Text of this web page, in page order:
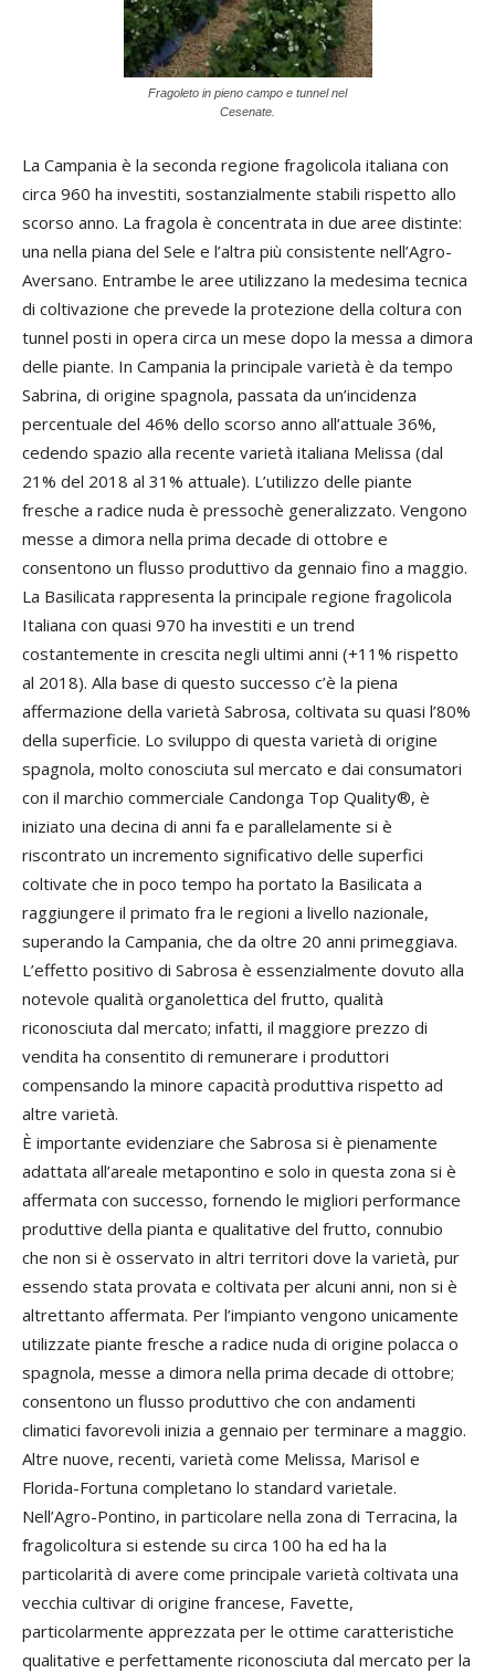
Fragoleto in pieno campo e tunnel nel
Cesenate.
La Campania è la seconda regione fragolicola italiana con
circa 960 ha investiti, sostanzialmente stabili rispetto allo
scorso anno. La fragola è concentrata in due aree distinte:
una nella piana del Sele e l’altra più consistente nell’Agro-
Aversano. Entrambe le aree utilizzano la medesima tecnica
di coltivazione che prevede la protezione della coltura con
tunnel posti in opera circa un mese dopo la messa a dimora
delle piante. In Campania la principale varietà è da tempo
Sabrina, di origine spagnola, passata da un’incidenza
percentuale del 46% dello scorso anno all’attuale 36%,
cedendo spazio alla recente varietà italiana Melissa (dal
21% del 2018 al 31% attuale). L’utilizzo delle piante
fresche a radice nuda è pressochè generalizzato. Vengono
messe a dimora nella prima decade di ottobre e
consentono un flusso produttivo da gennaio fino a maggio.
La Basilicata rappresenta la principale regione fragolicola
Italiana con quasi 970 ha investiti e un trend
costantemente in crescita negli ultimi anni (+11% rispetto
al 2018). Alla base di questo successo c’è la piena
affermazione della varietà Sabrosa, coltivata su quasi l’80%
della superficie. Lo sviluppo di questa varietà di origine
spagnola, molto conosciuta sul mercato e dai consumatori
con il marchio commerciale Candonga Top Quality®, è
iniziato una decina di anni fa e parallelamente si è
riscontrato un incremento significativo delle superfici
coltivate che in poco tempo ha portato la Basilicata a
raggiungere il primato fra le regioni a livello nazionale,
superando la Campania, che da oltre 20 anni primeggiava.
L’effetto positivo di Sabrosa è essenzialmente dovuto alla
notevole qualità organolettica del frutto, qualità
riconosciuta dal mercato; infatti, il maggiore prezzo di
vendita ha consentito di remunerare i produttori
compensando la minore capacità produttiva rispetto ad
altre varietà.
È importante evidenziare che Sabrosa si è pienamente
adattata all’areale metapontino e solo in questa zona si è
affermata con successo, fornendo le migliori performance
produttive della pianta e qualitative del frutto, connubio
che non si è osservato in altri territori dove la varietà, pur
essendo stata provata e coltivata per alcuni anni, non si è
altrettanto affermata. Per l’impianto vengono unicamente
utilizzate piante fresche a radice nuda di origine polacca o
spagnola, messe a dimora nella prima decade di ottobre;
consentono un flusso produttivo che con andamenti
climatici favorevoli inizia a gennaio per terminare a maggio.
Altre nuove, recenti, varietà come Melissa, Marisol e
Florida-Fortuna completano lo standard varietale.
Nell’Agro-Pontino, in particolare nella zona di Terracina, la
fragolicoltura si estende su circa 100 ha ed ha la
particolarità di avere come principale varietà coltivata una
vecchia cultivar di origine francese, Favette,
particolarmente apprezzata per le ottime caratteristiche
qualitative e perfettamente riconosciuta dal mercato per la